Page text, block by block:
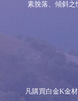
素脫落、傾斜之
凡購買白金K金